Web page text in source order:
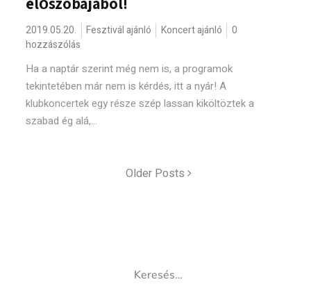
2019.05.20. Fesztivál ajánló Koncert ajánló
0
hozzászólás
Ha a naptár szerint még nem is, a programok
tekintetében már nem is kérdés, itt a nyár! A
klubkoncertek egy része szép lassan kiköltöztek a
szabad ég alá,...
Older Posts